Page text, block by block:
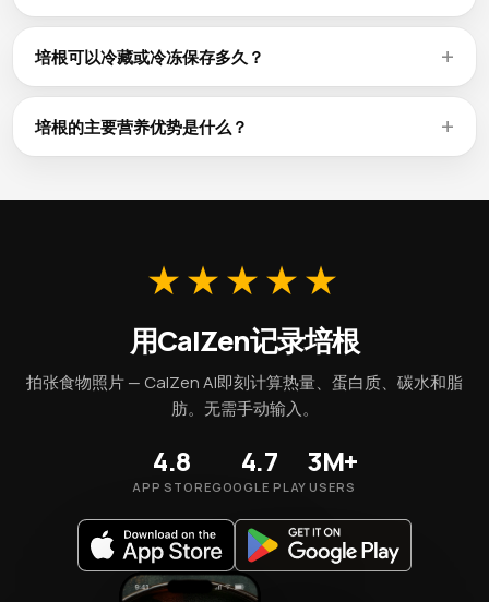
食品安全指南建议：禽类烹饪至74°C（165°F），碎肉至
71°C（160°F），整块牛肉、猪肉或羊肉至少63°C（145°F）
培根可以冷藏或冷冻保存多久？
生的培根在冰箱（0-4°C）中可保存1-2天，在冷冻室
（-18°C）中根据部位可保存4-12个月。熟食剩余物冷藏可保
培根的主要营养优势是什么？
★★★★★
用CalZen记录培根
拍张食物照片 — CalZen AI即刻计算热量、蛋白质、碳水和脂
肪。无需手动输入。
4.8
APP STORE
4.7
GOOGLE PLAY
3M+
USERS